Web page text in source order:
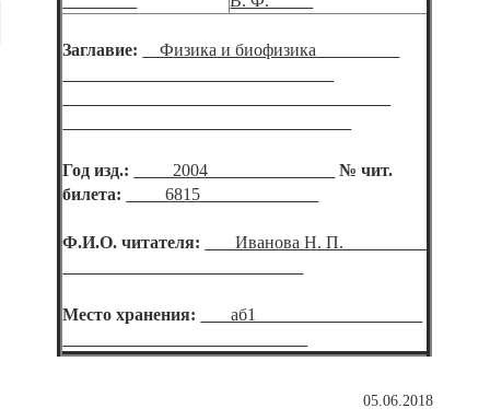
Заглавие: Физика и биофизика
Год изд.: 2004
№ чит.
билета:
6815
Ф.И.О. читателя: Иванова Н. П.
Место хранения: аб1
05.06.2018